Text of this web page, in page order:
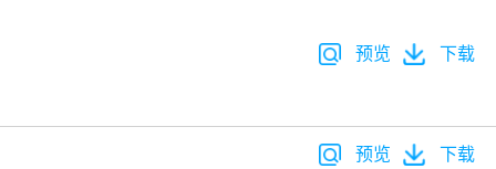
预览 下载
预览 下载